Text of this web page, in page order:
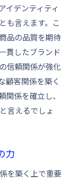
イデンティティ
も言えます。こ
品の品質を期待
貫したブランド
信頼関係が強化
顧客関係を築く
係を確立し、
言えるでしょ
力
を築く上で重要